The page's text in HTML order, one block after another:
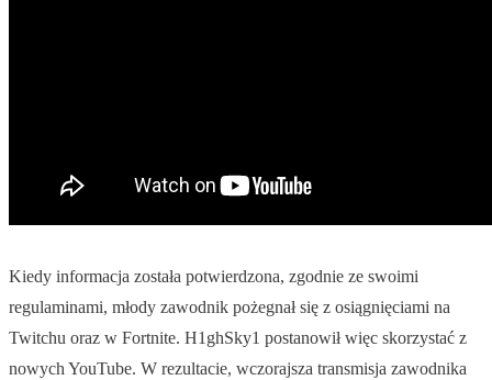
Kiedy informacja została potwierdzona, zgodnie ze swoimi
regulaminami, młody zawodnik pożegnał się z osiągnięciami na
Twitchu oraz w Fortnite. H1ghSky1 postanowił więc skorzystać z
nowych YouTube. W rezultacie, wczorajsza transmisja zawodnika